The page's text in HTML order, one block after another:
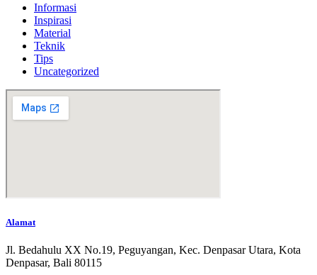
Informasi
Inspirasi
Material
Teknik
Tips
Uncategorized
Alamat
Jl. Bedahulu XX No.19, Peguyangan, Kec. Denpasar Utara, Kota
Denpasar, Bali 80115